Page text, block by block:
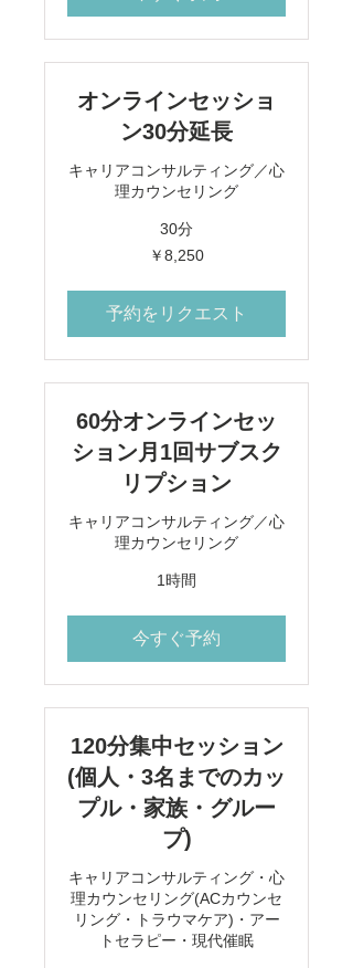
オンラインセッショ
ン30分延長
キャリアコンサルティング／心
理カウンセリング
30分
￥8,250
予約をリクエスト
60分オンラインセッ
ション月1回サブスク
リプション
キャリアコンサルティング／心
理カウンセリング
1時間
今すぐ予約
120分集中セッション
(個人・3名までのカッ
プル・家族・グルー
プ)
キャリアコンサルティング・心
理カウンセリング(ACカウンセ
リング・トラウマケア)・アー
トセラピー・現代催眠